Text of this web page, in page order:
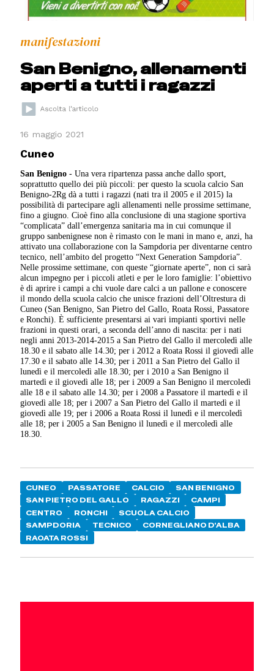
manifestazioni
San Benigno, allenamenti
aperti a tutti i ragazzi
16 maggio 2021
Cuneo
San Benigno - Una vera ripartenza passa anche dallo sport,
soprattutto quello dei più piccoli: per questo la scuola calcio San
Benigno-2Rg dà a tutti i ragazzi (nati tra il 2005 e il 2015) la
possibilità di partecipare agli allenamenti nelle prossime settimane,
fino a giugno. Cioè fino alla conclusione di una stagione sportiva
“complicata” dall’emergenza sanitaria ma in cui comunque il
gruppo sanbenignese non è rimasto con le mani in mano e, anzi, ha
attivato una collaborazione con la Sampdoria per diventarne centro
tecnico, nell’ambito del progetto “Next Generation Sampdoria”.
Nelle prossime settimane, con queste “giornate aperte”, non ci sarà
alcun impegno per i piccoli atleti e per le loro famiglie: l’obiettivo
è di aprire i campi a chi vuole dare calci a un pallone e conoscere
il mondo della scuola calcio che unisce frazioni dell’Oltrestura di
Cuneo (San Benigno, San Pietro del Gallo, Roata Rossi, Passatore
e Ronchi). È sufficiente presentarsi ai vari impianti sportivi nelle
frazioni in questi orari, a seconda dell’anno di nascita: per i nati
negli anni 2013-2014-2015 a San Pietro del Gallo il mercoledì alle
18.30 e il sabato alle 14.30; per i 2012 a Roata Rossi il giovedì alle
17.30 e il sabato alle 14.30; per i 2011 a San Pietro del Gallo il
lunedì e il mercoledì alle 18.30; per i 2010 a San Benigno il
martedì e il giovedì alle 18; per i 2009 a San Benigno il mercoledì
alle 18 e il sabato alle 14.30; per i 2008 a Passatore il martedì e il
giovedì alle 18; per i 2007 a San Pietro del Gallo il martedì e il
giovedì alle 19; per i 2006 a Roata Rossi il lunedì e il mercoledì
alle 18; per i 2005 a San Benigno il lunedì e il mercoledì alle
18.30.
CUNEO PASSATORE CALCIO
SAN BENIGNO
SAN PIETRO DEL GALLO
RAGAZZI
CAMPI
CENTRO
RONCHI
SCUOLA CALCIO
SAMPDORIA
TECNICO
CORNEGLIANO D'ALBA
RAOATA ROSSI